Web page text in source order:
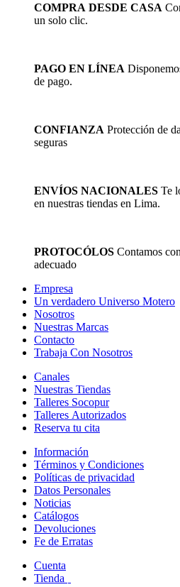
COMPRA DESDE CASA
un solo clic.
PAGO EN LÍNEA
de pago.
CONFIANZA Protección de
seguras
ENVÍOS NACIONALES Te
en nuestras tiendas en Lima.
PROTOCÓLOS Contamos
adecuado
Empresa
Un verdadero Universo Motero
Nosotros
Nuestras Marcas
Contacto
Trabaja Con Nosotros
Canales
Nuestras Tiendas
Talleres Socopur
Talleres Autorizados
Reserva tu cita
Información
Términos y Condiciones
Políticas de privacidad
Datos Personales
Noticias
Catálogos
Devoluciones
Fe de Erratas
Cuenta
Tienda